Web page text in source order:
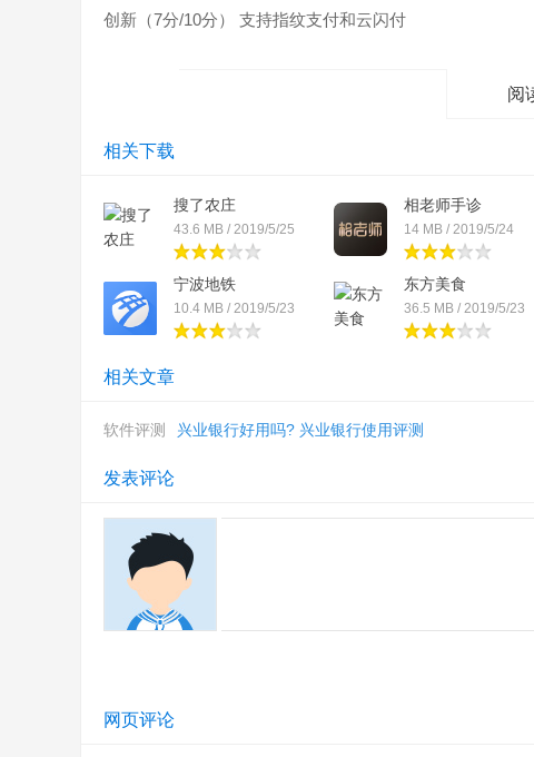
创新（7分/10分） 支持指纹支付和云闪付
阅
相关下载
搜了农庄
43.6 MB / 2019/5/25
相老师手诊
14 MB / 2019/5/24
宁波地铁
10.4 MB / 2019/5/23
东方美食
36.5 MB / 2019/5/23
相关文章
软件评测 兴业银行好用吗? 兴业银行使用评测
发表评论
网页评论